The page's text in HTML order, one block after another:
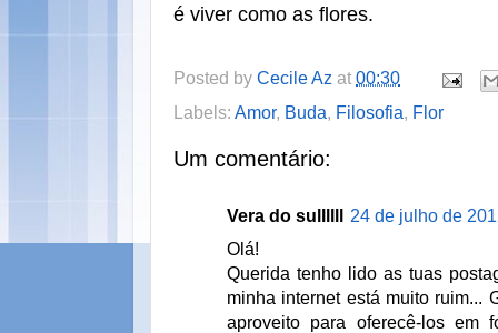
é viver como as flores.
Posted by Cecile Az at 00:30
Labels: Amor, Buda, Filosofia, Flor
Um comentário:
Vera do sullllll
24 de julho de
Olá!
Querida tenho lido as tuas
minha internet está muito ruim...
aproveito para oferecê-los em